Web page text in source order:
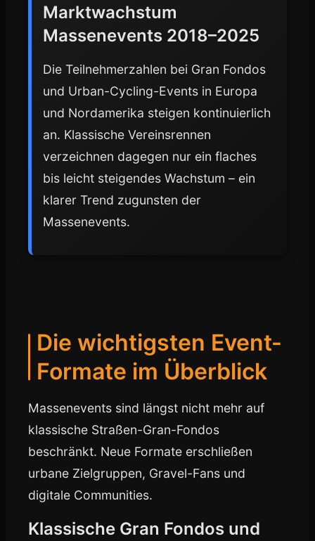
Marktwachstum
Massenevents 2018–2025
Die Teilnehmerzahlen bei Gran Fondos
und Urban-Cycling-Events in Europa
und Nordamerika steigen kontinuierlich
an. Klassische Vereinsrennen
verzeichnen dagegen nur ein flaches
bis leicht steigendes Wachstum – ein
klarer Trend zugunsten der
Massenevents.
Die wichtigsten Event-
Formate im Überblick
Massenevents sind längst nicht mehr auf
klassische Straßen-Gran-Fondos
beschränkt. Neue Formate erschließen
urbane Zielgruppen, Gravel-Fans und
digitale Communities.
Klassische Gran Fondos und